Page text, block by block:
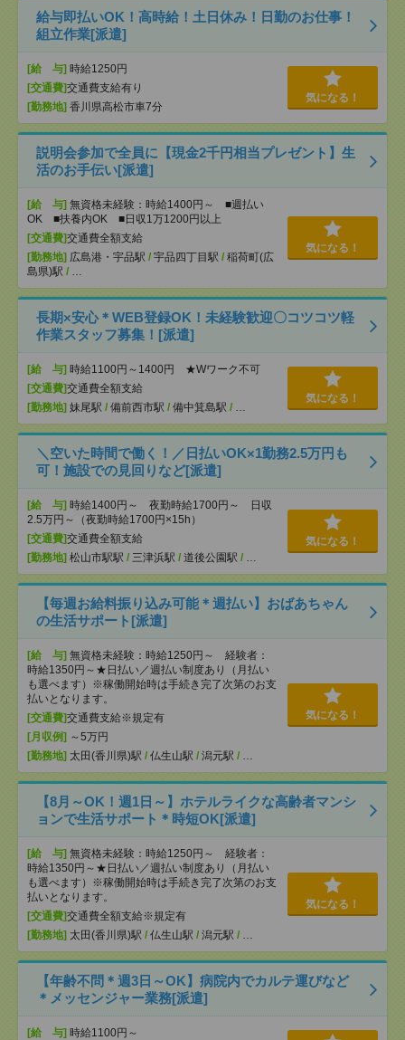
給与即払いOK！高時給！土日休み！日勤のお仕事！
組立作業[派遣]
[給 与] 時給1250円
[交通費]交通費支給有り
[勤務地] 香川県高松市車7分
気になる！
説明会参加で全員に【現金2千円相当プレゼント】生
活のお手伝い[派遣]
[給 与] 無資格未経験：時給1400円～ ■週払い
OK ■扶養内OK ■日収1万1200円以上
[交通費]交通費全額支給
[勤務地] 広島港・宇品駅 / 宇品四丁目駅 / 稲荷町(広
島県)駅 /
気になる！
長期×安心＊WEB登録OK！未経験歓迎〇コツコツ軽
作業スタッフ募集！[派遣]
[給 与] 時給1100円～1400円 ★Wワーク不可
[交通費]交通費全額支給
[勤務地] 妹尾駅 / 備前西市駅 / 備中箕島駅 /
気になる！
＼空いた時間で働く！／日払いOK×1勤務2.5万円も
可！施設での見回りなど[派遣]
[給 与] 時給1400円～ 夜勤時給1700円～ 日収
2.5万円～（夜勤時給1700円×15h）
[交通費]交通費全額支給
[勤務地] 松山市駅駅 / 三津浜駅 / 道後公園駅 /
気になる！
【毎週お給料振り込み可能＊週払い】おばあちゃん
の生活サポート[派遣]
[給 与] 無資格未経験：時給1250円～ 経験者：
時給1350円～★日払い／週払い制度あり（月払い
も選べます）※稼働開始時は手続き完了次第のお支
払いとなります。
[交通費]交通費支給※規定有
[月収例] ～5万円
[勤務地] 太田(香川県)駅 / 仏生山駅 / 潟元駅 /
気になる！
【8月～OK！週1日～】ホテルライクな高齢者マンシ
ョンで生活サポート＊時短OK[派遣]
[給 与] 無資格未経験：時給1250円～ 経験者：
時給1350円～★日払い／週払い制度あり（月払い
も選べます）※稼働開始時は手続き完了次第のお支
払いとなります。
[交通費]交通費全額支給※規定有
[勤務地] 太田(香川県)駅 / 仏生山駅 / 潟元駅 /
気になる！
【年齢不問＊週3日～OK】病院内でカルテ運びなど
＊メッセンジャー業務[派遣]
[給 与] 時給1100円～